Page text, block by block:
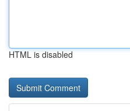
HTML is disabled